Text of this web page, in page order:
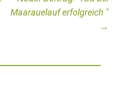
Maarauelauf erfolgreich
→